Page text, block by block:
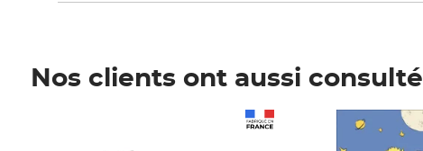
Nos clients ont aussi consulté
Prix 7,50€